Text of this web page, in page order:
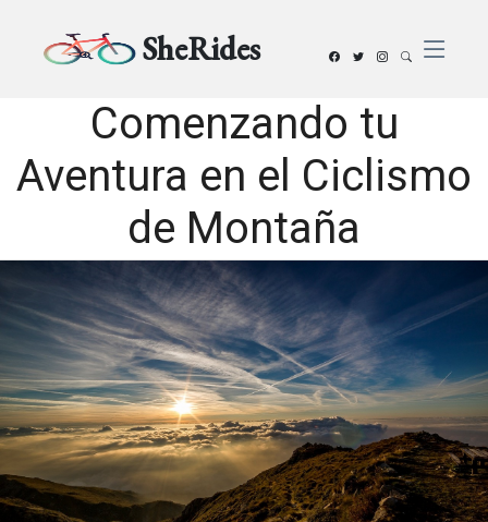
SheRides
Comenzando tu
Aventura en el Ciclismo
de Montaña